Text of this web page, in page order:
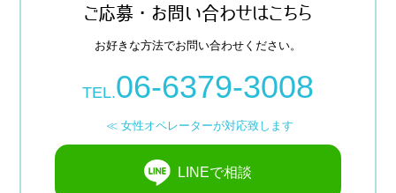
ご応募・お問い合わせはこちら
お好きな方法でお問い合わせください。
TEL.06-6379-3008
≪ 女性オペレーターが対応致します
LINEで相談